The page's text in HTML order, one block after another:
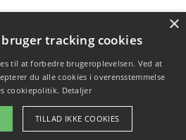
2026 - Pilanto Aps
Blog Betingelser
×
tracking cookies
til at forbedre brugeroplevelsen. Ved at
du alle cookies i overensstemmelse
cookiepolitik. Detaljer
TILLAD IKKE COOKIES